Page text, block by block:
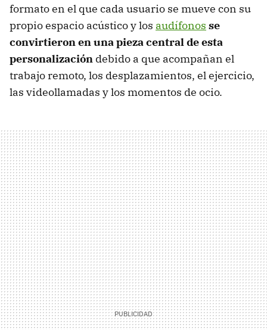
formato en el que cada usuario se mueve con su
propio espacio acústico y los audífonos se
convirtieron en una pieza central de esta
personalización debido a que acompañan el
trabajo remoto, los desplazamientos, el ejercicio,
las videollamadas y los momentos de ocio.